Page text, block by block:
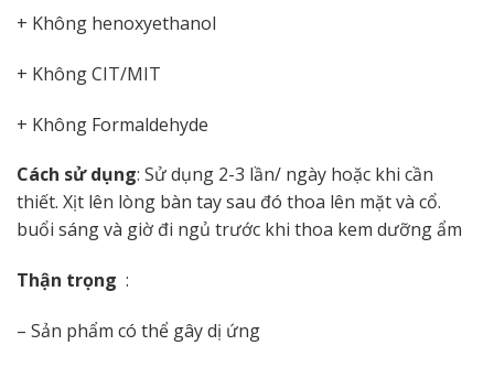
+ Không henoxyethanol
+ Không CIT/MIT
+ Không Formaldehyde
Cách sử dụng: Sử dụng 2-3 lần/ ngày hoặc khi cần
thiết. Xịt lên lòng bàn tay sau đó thoa lên mặt và cổ.
buổi sáng và giờ đi ngủ trước khi thoa kem dưỡng ẩm
Thận trọng :
– Sản phẩm có thể gây dị ứng